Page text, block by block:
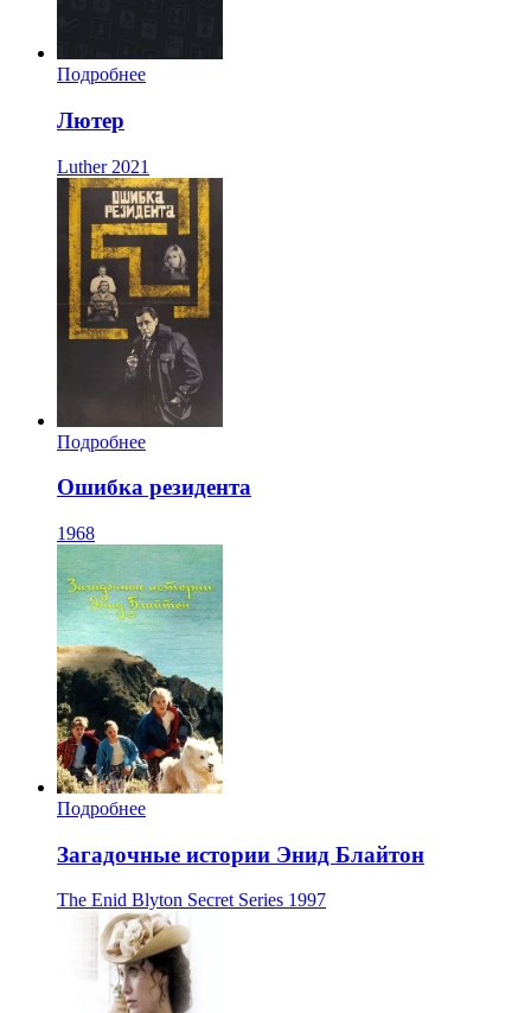
Подробнее
Лютер
Luther 2021
Подробнее
Ошибка резидента
1968
Подробнее
Загадочные истории Энид Блайтон
The Enid Blyton Secret Series 1997